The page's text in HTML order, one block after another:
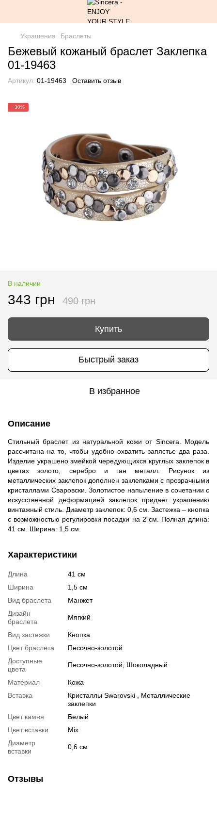
Украшения Браслеты
Бежевый кожаный браслет Заклепка
01-19463
Артикул: 01-19463 Оставить отзыв
−30%
В наличии
343 грн 490 грн
Купить
Быстрый заказ
В избранное
Описание
Стильный браслет из натуральной кожи от Sincera. Модель
рассчитана на то, чтобы удобно охватить запястье два раза.
Изделие украшено змейкой чередующихся круглых заклепок в
цветах золото, серебро и ган ​​металл. Рисунок из
металлических заклепок дополнен заклепками с прозрачными
кристаллами Сваровски. Золотистое напыление в сочетании с
искусственной деформацией заклепок придает украшению
винтажный стиль. Диаметр заклепок: 0,6 см. Застежка – кнопка
с возможностью регулировки посадки на 2 см. Полная длина:
41 см. Ширина: 1,5 см.
Характеристики
Длина
41 см
Ширина
1,5 см
Вид браслета
Манжет
Дизайн
браслета
Мягкий
Вид застежки
Кнопка
Цвет браслета
Песочно-золотой
Доступные
цвета
Песочно-золотой, Шоколадный
Материал
Кожа
Вставка
Кристаллы Swarovski , Металлические
заклепки
Цвет камня
Белый
Цвет вставки
Міх
Диаметр
вставки
0,6 см
Отзывы